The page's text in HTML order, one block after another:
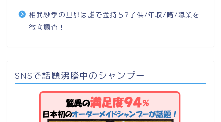
相武紗季の旦那は誰で金持ち?子供/年収/噂/職業を
徹底調査！
SNSで話題沸騰中のシャンプー